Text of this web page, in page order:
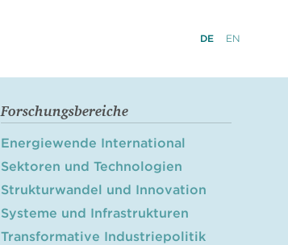
DE EN
Forschungsbereiche
Energiewende International
Sektoren und Technologien
Strukturwandel und Innovation
Systeme und Infrastrukturen
Transformative Industriepolitik